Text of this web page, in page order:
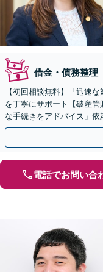
借金・債務整理
【初回相談無料】「迅速
を丁寧にサポート【破産
な手続きをアドバイス」
手段をご提案いたします【
電話でお問い合